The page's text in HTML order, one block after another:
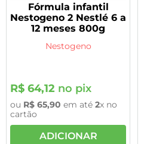
Fórmula infantil
Nestogeno 2 Nestlé 6 a
12 meses 800g
Nestogeno
R$ 64,12 no pix
ou R$ 65,90 em até 2x no
cartão
ADICIONAR